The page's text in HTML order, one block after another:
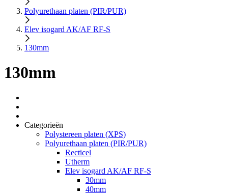
Polyurethaan platen (PIR/PUR)
Elev isogard AK/AF RF-S
130mm
130mm
Categorieën
Polystereen platen (XPS)
Polyurethaan platen (PIR/PUR)
Recticel
Utherm
Elev isogard AK/AF RF-S
30mm
40mm